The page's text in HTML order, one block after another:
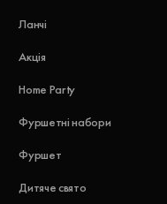
Ланчі
Акція
Home Party
Фуршетні набори
Фуршет
Дитяче свято